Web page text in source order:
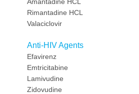
Rimantadine HCL
Valaciclovir
Anti-HIV Agents
Efavirenz
Emtricitabine
Lamivudine
Zidovudine